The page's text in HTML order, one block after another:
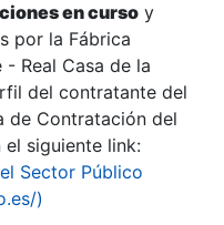
en curso y
por la Fábrica
Real Casa de la
del contratante del
de Contratación del
siguiente link:
Sector Público
)